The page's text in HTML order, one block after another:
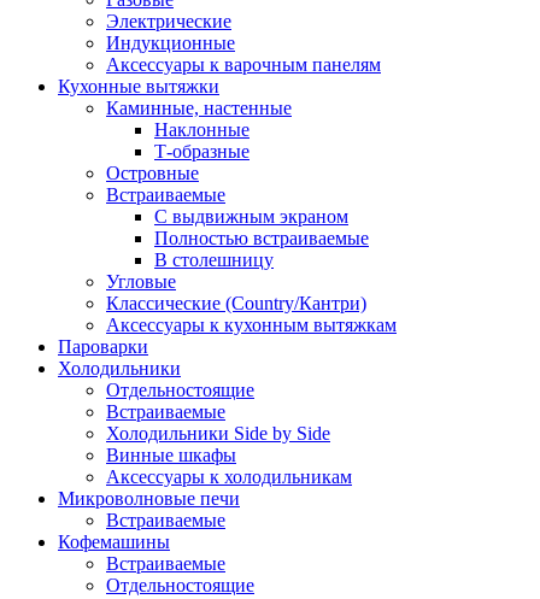
Электрические
Индукционные
Аксессуары к варочным панелям
Кухонные вытяжки
Каминные, настенные
Наклонные
Т-образные
Островные
Встраиваемые
С выдвижным экраном
Полностью встраиваемые
В столешницу
Угловые
Классические (Country/Кантри)
Аксессуары к кухонным вытяжкам
Пароварки
Холодильники
Отдельностоящие
Встраиваемые
Холодильники Side by Side
Винные шкафы
Аксессуары к холодильникам
Микроволновые печи
Встраиваемые
Кофемашины
Встраиваемые
Отдельностоящие